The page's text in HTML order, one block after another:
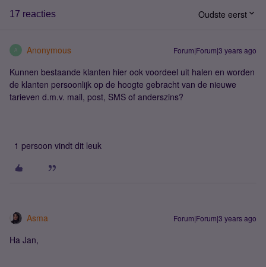
17 reacties Oudste eerst
A Anonymous Forum|Forum|3 years ago
Kunnen bestaande klanten hier ook voordeel uit halen en worden
de klanten persoonlijk op de hoogte gebracht van de nieuwe
tarieven d.m.v. mail, post, SMS of anderszins?
1 persoon vindt dit leuk
Asma Forum|Forum|3 years ago
Ha Jan,